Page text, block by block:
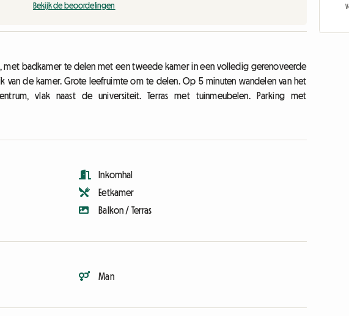
Bekijk de beoordelingen
met badkamer te delen met een tweede kamer in een volledig gerenoveerde
van de kamer. Grote leefruimte om te delen. Op 5 minuten wandelen van het
vlak naast de universiteit. Terras met tuinmeubelen. Parking met
Inkomhal
Eetkamer
Balkon / Terras
Man